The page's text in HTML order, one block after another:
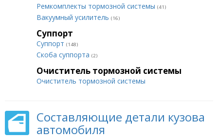
Ремкомплекты тормозной системы (41)
Вакуумный усилитель (16)
Суппорт
Суппорт (148)
Скоба суппорта (2)
Очиститель тормозной системы
Очиститель тормозной системы
Составляющие детали кузова
автомобиля